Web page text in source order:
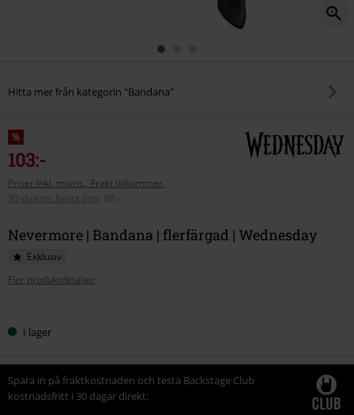
Hitta mer från kategorin "Bandana"
%
103:-
Priser inkl. moms., Frakt tillkommer.
30-dagars bästa pris
88:-
Nevermore | Bandana | flerfärgad | Wednesday
Exklusiv
Fler produktdetaljer
dinI lager
Spara in på fraktkostnaden och testa Backstage Club
kostnadsfritt i 30 dagar direkt: